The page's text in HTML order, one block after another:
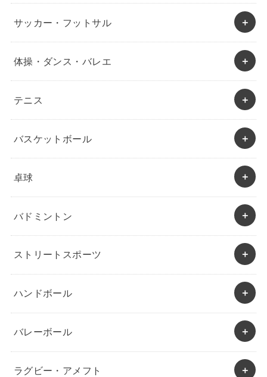
サッカー・フットサル
体操・ダンス・バレエ
テニス
バスケットボール
卓球
バドミントン
ストリートスポーツ
ハンドボール
バレーボール
ラグビー・アメフト